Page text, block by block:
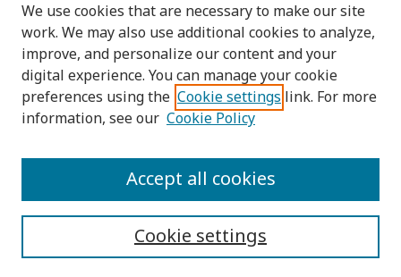
Browse
Collections
Disciplines
Authors
We use cookies that are necessary to make our site
work. We may also use additional cookies to analyze,
improve, and personalize our content and your
digital experience. You can manage your cookie
preferences using the Cookie settings link. For more
information, see our Cookie Policy
Cookie settings
Accept all cookies